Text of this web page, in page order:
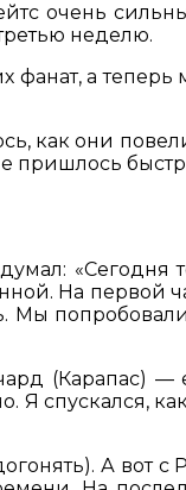
очень
неделю.
а теперь
как они
пришлось
На первой
Мы
(Карапас) —
Я спускался,
А вот с